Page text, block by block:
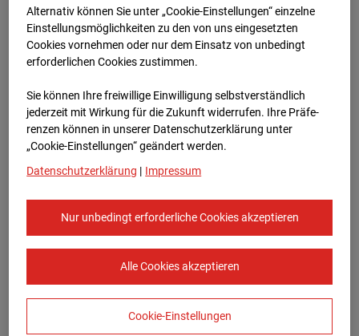
Meischlgasse 32, 1230 Wien
Zur Übersicht
Europe/Vienna
Alternativ können Sie unter „Cookie-Einstellungen“ einzelne
Einstellungsmöglichkeiten zu den von uns eingesetzten
Cookies vornehmen oder nur dem Einsatz von unbedingt
erforderlichen Cookies zustimmen.
Sie können Ihre freiwillige Einwilligung selbstverständlich
jederzeit mit Wirkung für die Zukunft widerrufen. Ihre Prä­fe­
renzen können in unserer Datenschutzerklärung unter
„Cookie-Einstellungen“ geändert werden.
Datenschutzerklärung | Impressum
Nur unbedingt erforderliche Cookies akzeptieren
Alle Cookies akzeptieren
Cookie-Einstellungen